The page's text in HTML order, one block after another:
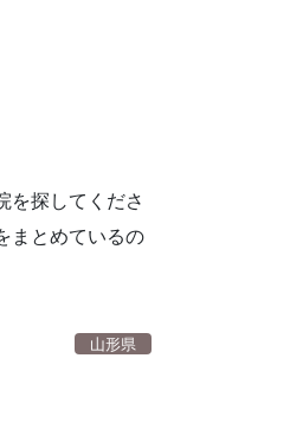
を探してくださ
まとめているの
山形県